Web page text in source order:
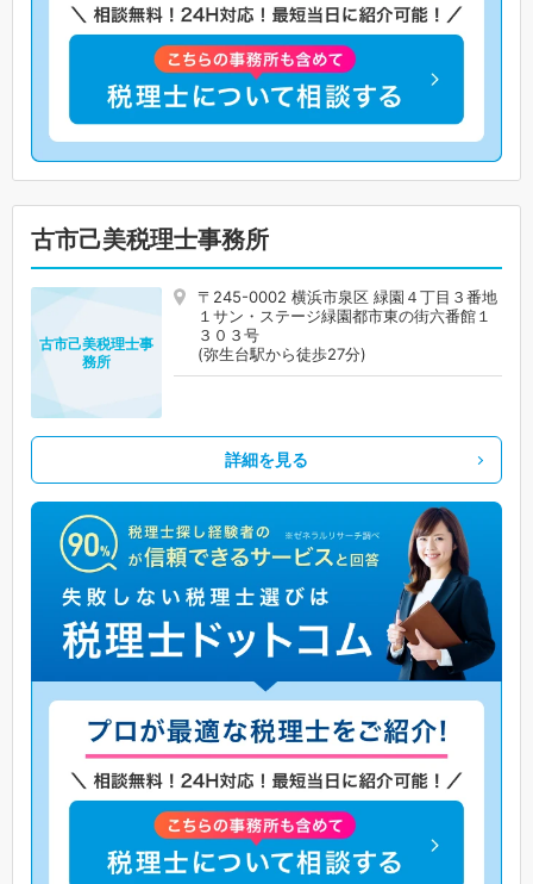
古市己美税理士事務所
〒245-0002 横浜市泉区 緑園４丁目３番地
１サン・ステージ緑園都市東の街六番館１
３０３号
(弥生台駅から徒歩27分)
古市己美税理士事
務所
詳細を見る